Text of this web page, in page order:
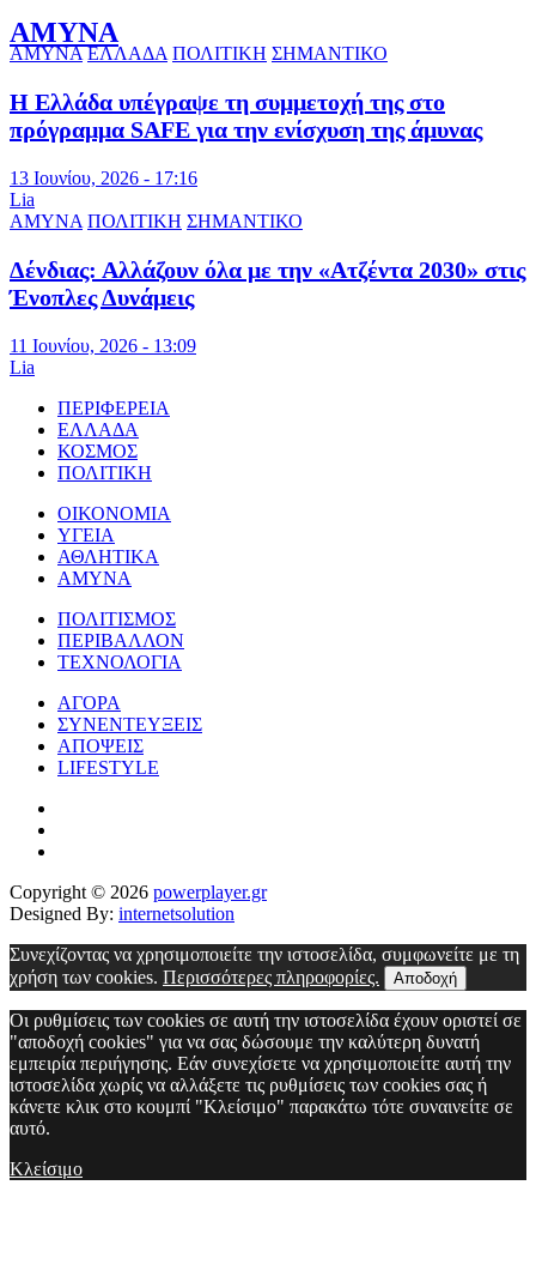
ΑΜΥΝΑ
ΑΜΥΝΑ ΕΛΛΑΔΑ ΠΟΛΙΤΙΚΗ ΣΗΜΑΝΤΙΚΟ
Η Ελλάδα υπέγραψε τη συμμετοχή της στο
πρόγραμμα SAFE για την ενίσχυση της άμυνας
13 Ιουνίου, 2026 - 17:16
Lia
ΑΜΥΝΑ ΠΟΛΙΤΙΚΗ ΣΗΜΑΝΤΙΚΟ
Δένδιας: Αλλάζουν όλα με την «Ατζέντα 2030» στις
Ένοπλες Δυνάμεις
11 Ιουνίου, 2026 - 13:09
Lia
ΠΕΡΙΦΕΡΕΙΑ
ΕΛΛΑΔΑ
ΚΟΣΜΟΣ
ΠΟΛΙΤΙΚΗ
ΟΙΚΟΝΟΜΙΑ
ΥΓΕΙΑ
ΑΘΛΗΤΙΚΑ
ΑΜΥΝΑ
ΠΟΛΙΤΙΣΜΟΣ
ΠΕΡΙΒΑΛΛΟΝ
ΤΕΧΝΟΛΟΓΙΑ
ΑΓΟΡΑ
ΣΥΝΕΝΤΕΥΞΕΙΣ
ΑΠΟΨΕΙΣ
LIFESTYLE
Copyright © 2026 powerplayer.gr
Designed By: internetsolution
Συνεχίζοντας να χρησιμοποιείτε την ιστοσελίδα, συμφωνείτε με τη
χρήση των cookies. Περισσότερες πληροφορίες. Αποδοχή
Οι ρυθμίσεις των cookies σε αυτή την ιστοσελίδα έχουν οριστεί σε
"αποδοχή cookies" για να σας δώσουμε την καλύτερη δυνατή
εμπειρία περιήγησης. Εάν συνεχίσετε να χρησιμοποιείτε αυτή την
ιστοσελίδα χωρίς να αλλάξετε τις ρυθμίσεις των cookies σας ή
κάνετε κλικ στο κουμπί "Κλείσιμο" παρακάτω τότε συναινείτε σε
αυτό.
Κλείσιμο